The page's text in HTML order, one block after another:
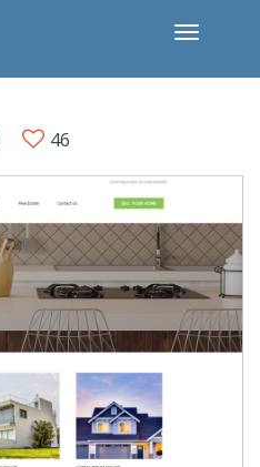
46